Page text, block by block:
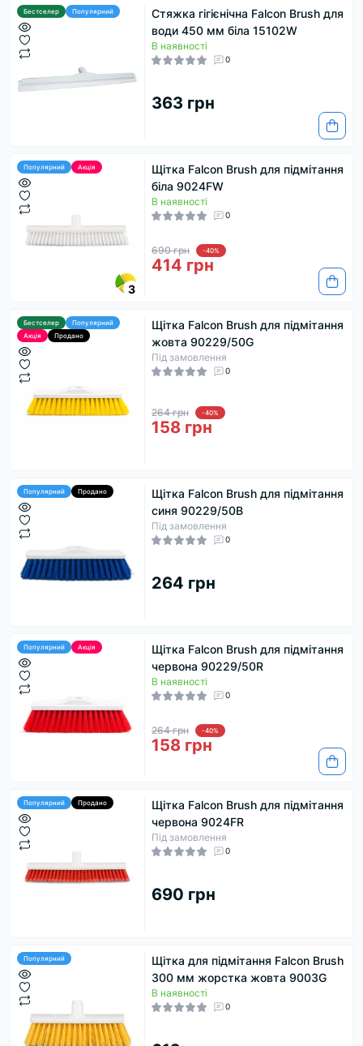
Бестселер Популярний
Стяжка гігієнічна Falcon Brush для
води 450 мм біла 15102W
В наявності
0
363 грн
Популярний Акція
3
Щітка Falcon Brush для підмітання
біла 9024FW
В наявності
0
690 грн -40%
414 грн
Бестселер
Популярний
Акція
Продано
Щітка Falcon Brush для підмітання
жовта 90229/50G
Під замовлення
0
264 грн -40%
158 грн
Популярний Продано
Щітка Falcon Brush для підмітання
синя 90229/50B
Під замовлення
0
264 грн
Популярний Акція
Щітка Falcon Brush для підмітання
червона 90229/50R
В наявності
0
264 грн -40%
158 грн
Популярний Продано
Щітка Falcon Brush для підмітання
червона 9024FR
Під замовлення
0
690 грн
Популярний
Щітка для підмітання Falcon Brush
300 мм жорстка жовта 9003G
В наявності
0